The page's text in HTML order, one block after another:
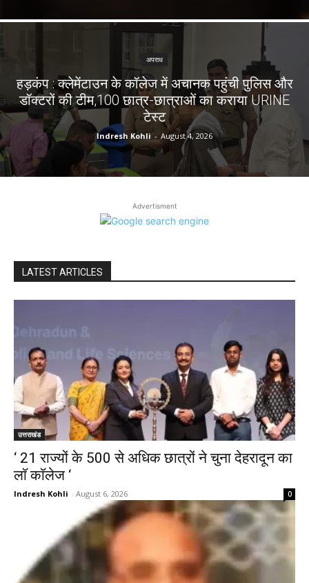
अपराध
हड़कंप : क्लेमेंटाउन के कॉलेज में अचानक पहुंची पुलिस और
डॉक्टरों की टीम,100 छात्र-छात्राओं का कराया URINE
टेस्ट
Indresh Kohli - August 4, 2026
Advertisment
LATEST ARTICLES
उत्तराखंड
‘ 21 राज्यों के 500 से अधिक छात्रों ने चुना देहरादून का
लाॅ काॅलेज ‘
Indresh Kohli - August 6, 2026 0